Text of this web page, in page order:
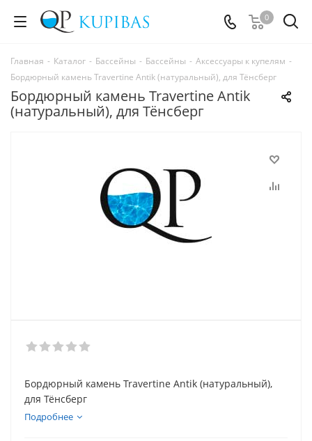
0
Главная - Каталог - Бассейны - Бассейны - Аксессуары к купелям -
Бордюрный камень Travertine Antik (натуральный), для Тёнсберг
Бордюрный камень Travertine Antik
(натуральный), для Тёнсберг
Бордюрный камень Travertine Antik (натуральный),
для Тёнсберг
Подробнее